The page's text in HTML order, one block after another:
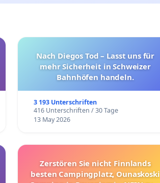
Nach Diegos Tod – Lasst uns für
mehr Sicherheit in Schweizer
Bahnhöfen handeln.
3 193 Unterschriften
416 Unterschriften / 30 Tage
13 May 2026
Zerstören Sie nicht Finnlands
besten Campingplatz, Ounaskoski